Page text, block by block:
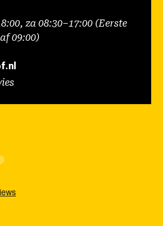
za 08:30–17:00 (Eerste
09:00)